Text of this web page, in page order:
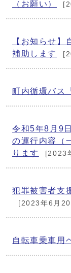
（お願い）
【お知らせ】
補助します
町内循環バス
令和5年8月9
の運行内容（
ります
[2023
犯罪被害者支
[2023年6月20
自転車乗車用